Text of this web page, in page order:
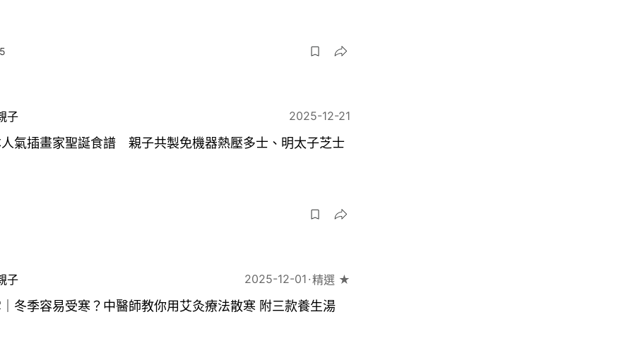
子 2025-12-21
氣插畫家聖誕食譜 親子共製免機器熱壓多士、明太子芝士
子 2025-12-01 精選 ★
冬季容易受寒？中醫師教你用艾灸療法散寒 附三款養生湯